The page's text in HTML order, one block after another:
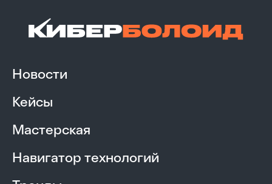
Новости
Кейсы
Мастерская
Навигатор технологий
Восстановить